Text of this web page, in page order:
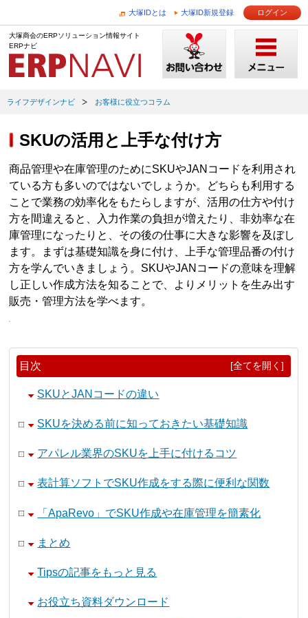
大塚IDとは 大塚ID新規登録 ログイン
大塚商会のERPソリューション情報サイト
ERPナビ
ライフデザインナビ お客様に役立つコラム
SKUの活用と上手な付け方
商品管理や在庫管理のためにSKUやJANコードを利用され
ている方も多いのではないでしょうか。どちらも利用する
ことで業務の効率化をもたらしますが、活用の仕方や付け
方を間違えると、入力作業の負担が増えたり、非効率な在
庫管理になったりと、その後の仕事に大きな影響を及ぼし
ます。まずは基礎知識を身に付け、上手な管理品番の付け
方を学んでいきましょう。SKUやJANコードの意味を理解
し正しい作成方法を知ることで、よりメリットを生み出す
販売・管理方法を学べます。
目次 [全てを開く]
SKUとJANコードの違い
SKUを決める前に知っておきたい基礎知識
アパレル業界のSKUを上手に付けるコツ
表計算ソフトでSKU作成をする際に便利な関数
「ApaRevo」でSKU作成や在庫管理を簡素化
まとめ
Tipsの記事をもっと見る
お役立ち資料ダウンロード